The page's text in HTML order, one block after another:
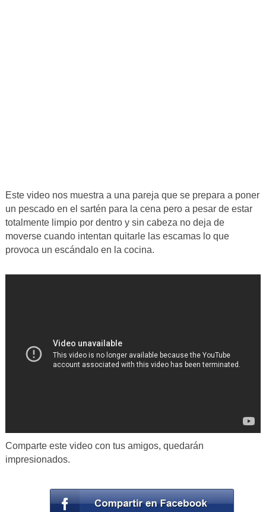
Este video nos muestra a una pareja que se prepara a poner
un pescado en el sartén para la cena pero a pesar de estar
totalmente limpio por dentro y sin cabeza no deja de
moverse cuando intentan quitarle las escamas lo que
provoca un escándalo en la cocina.
Comparte este video con tus amigos, quedarán
impresionados.